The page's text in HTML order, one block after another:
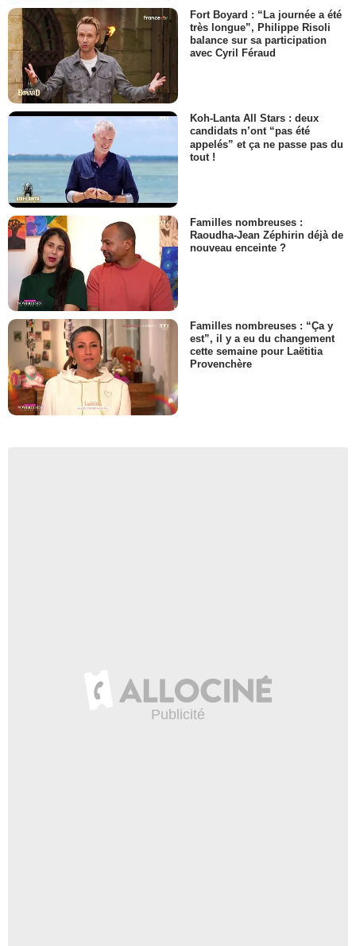
Fort Boyard : “La journée a été
très longue”, Philippe Risoli
balance sur sa participation
avec Cyril Féraud
Koh-Lanta All Stars : deux
candidats n’ont “pas été
appelés” et ça ne passe pas du
tout !
Familles nombreuses :
Raoudha-Jean Zéphirin déjà de
nouveau enceinte ?
Familles nombreuses : “Ça y
est”, il y a eu du changement
cette semaine pour Laëtitia
Provenchère